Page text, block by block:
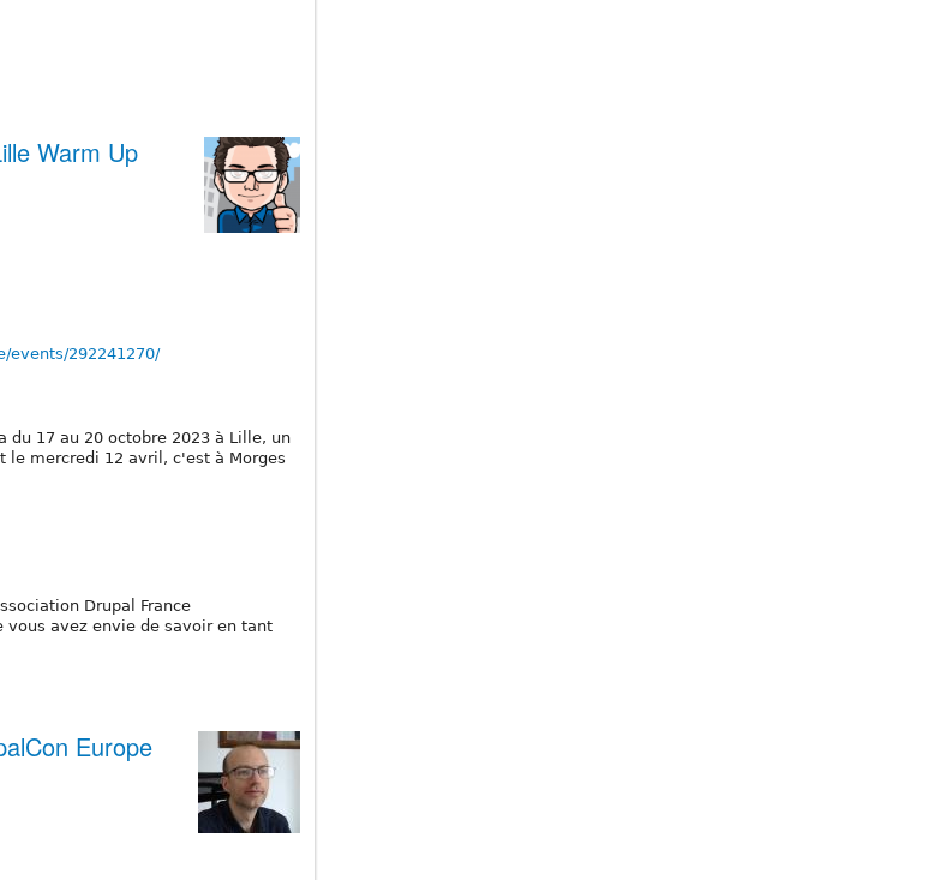
Warm Up
events/292241270/
du 17 au 20 octobre 2023 à Lille, un
le mercredi 12 avril, c'est à Morges
Drupal France
vous avez envie de savoir en tant
Europe